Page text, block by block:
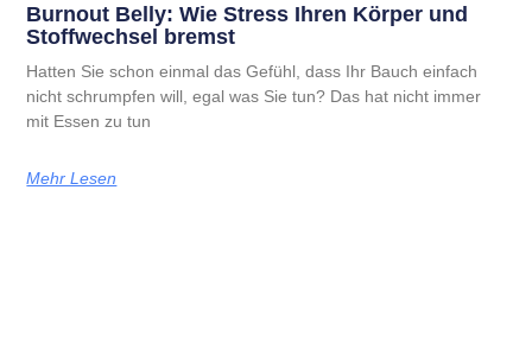
Burnout Belly: Wie Stress Ihren Körper und
Stoffwechsel bremst
Hatten Sie schon einmal das Gefühl, dass Ihr Bauch einfach
nicht schrumpfen will, egal was Sie tun? Das hat nicht immer
mit Essen zu tun
Mehr Lesen